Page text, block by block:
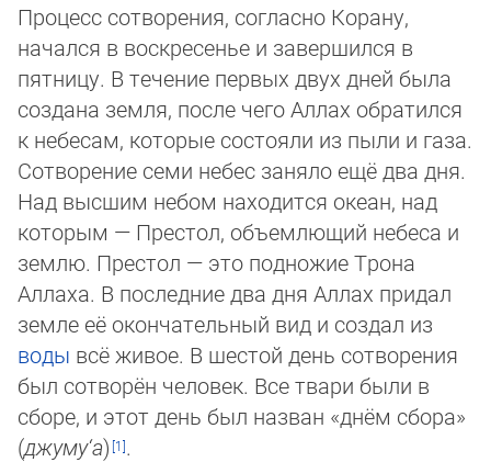
Процесс сотворения, согласно Корану,
начался в воскресенье и завершился в
пятницу. В течение первых двух дней была
соз­да­на земля, после чего Аллах обратился
к небесам, которые состояли из пыли и газа.
Сотворение семи небес заняло ещё два дня.
Над высшим небом находится океан, над
которым — Престол, объемлющий небеса и
землю. Престол — это под­но­жие Трона
Аллаха. В последние два дня Аллах придал
земле её окончательный вид и создал из
воды всё живое. В шес­той день сотворения
был сотворён человек. Все твари были в
сборе, и этот день был назван «днём сбора»
(джуму‘а) .